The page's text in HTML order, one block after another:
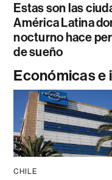
Estas son las
América Latina
nocturno hace
de sueño
Económicas e
CHILE